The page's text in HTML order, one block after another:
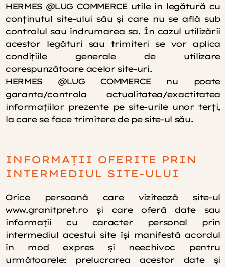
HERMES @LUG COMMERCE utile în legătură cu
conţinutul site-ului său şi care nu se află sub
controlul sau îndrumarea sa. În cazul utilizării
acestor legături sau trimiteri se vor aplica
condiţiile generale de utilizare
corespunzătoare acelor site-uri.
HERMES @LUG COMMERCE nu poate
garanta/controla actualitatea/exactitatea
informaţiilor prezente pe site-urile unor terţi,
la care se face trimitere de pe site-ul său.
INFORMAȚII OFERITE PRIN
INTERMEDIUL SITE-ULUI
Orice persoană care vizitează site-ul
www.granitpret.ro şi care oferă date sau
informaţii cu caracter personal prin
intermediul acestui site îşi manifestă acordul
în mod expres şi neechivoc pentru
următoarele: prelucrarea acestor date şi